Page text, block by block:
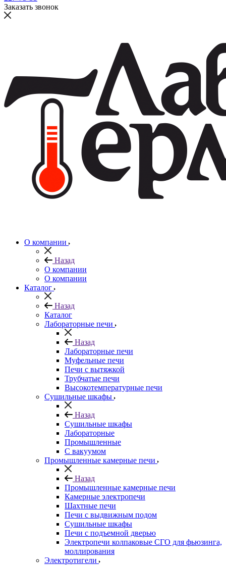
Заказать звонок
О компании
Назад
О компании
О компании
Каталог
Назад
Каталог
Лабораторные печи
Назад
Лабораторные печи
Муфельные печи
Печи с вытяжкой
Трубчатые печи
Высокотемпературные печи
Сушильные шкафы
Назад
Сушильные шкафы
Лабораторные
Промышленные
С вакуумом
Промышленные камерные печи
Назад
Промышленные камерные печи
Камерные электропечи
Шахтные печи
Печи с выдвижным подом
Сушильные шкафы
Печи с подъемной дверью
Электропечи колпаковые СГО для фьюзинга,
моллирования
Электротигели